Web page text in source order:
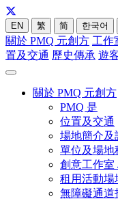
EN 繁 简 한국어
關於 PMQ 元創方 工作
置及交通 歷史傳承 遊
關於 PMQ 元創方
PMQ 是
位置及交通
場地簡介及
單位及場地
創意工作室
租用活動場
無障礙通道